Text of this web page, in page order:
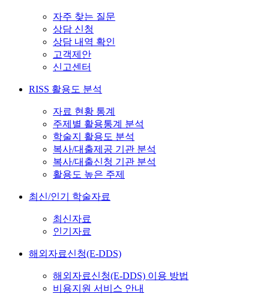
자주 찾는 질문
상담 신청
상담 내역 확인
고객제안
신고센터
RISS 활용도 분석
자료 현황 통계
주제별 활용통계 분석
학술지 활용도 분석
복사/대출제공 기관 분석
복사/대출신청 기관 분석
활용도 높은 주제
최신/인기 학술자료
최신자료
인기자료
해외자료신청(E-DDS)
해외자료신청(E-DDS) 이용 방법
비용지원 서비스 안내